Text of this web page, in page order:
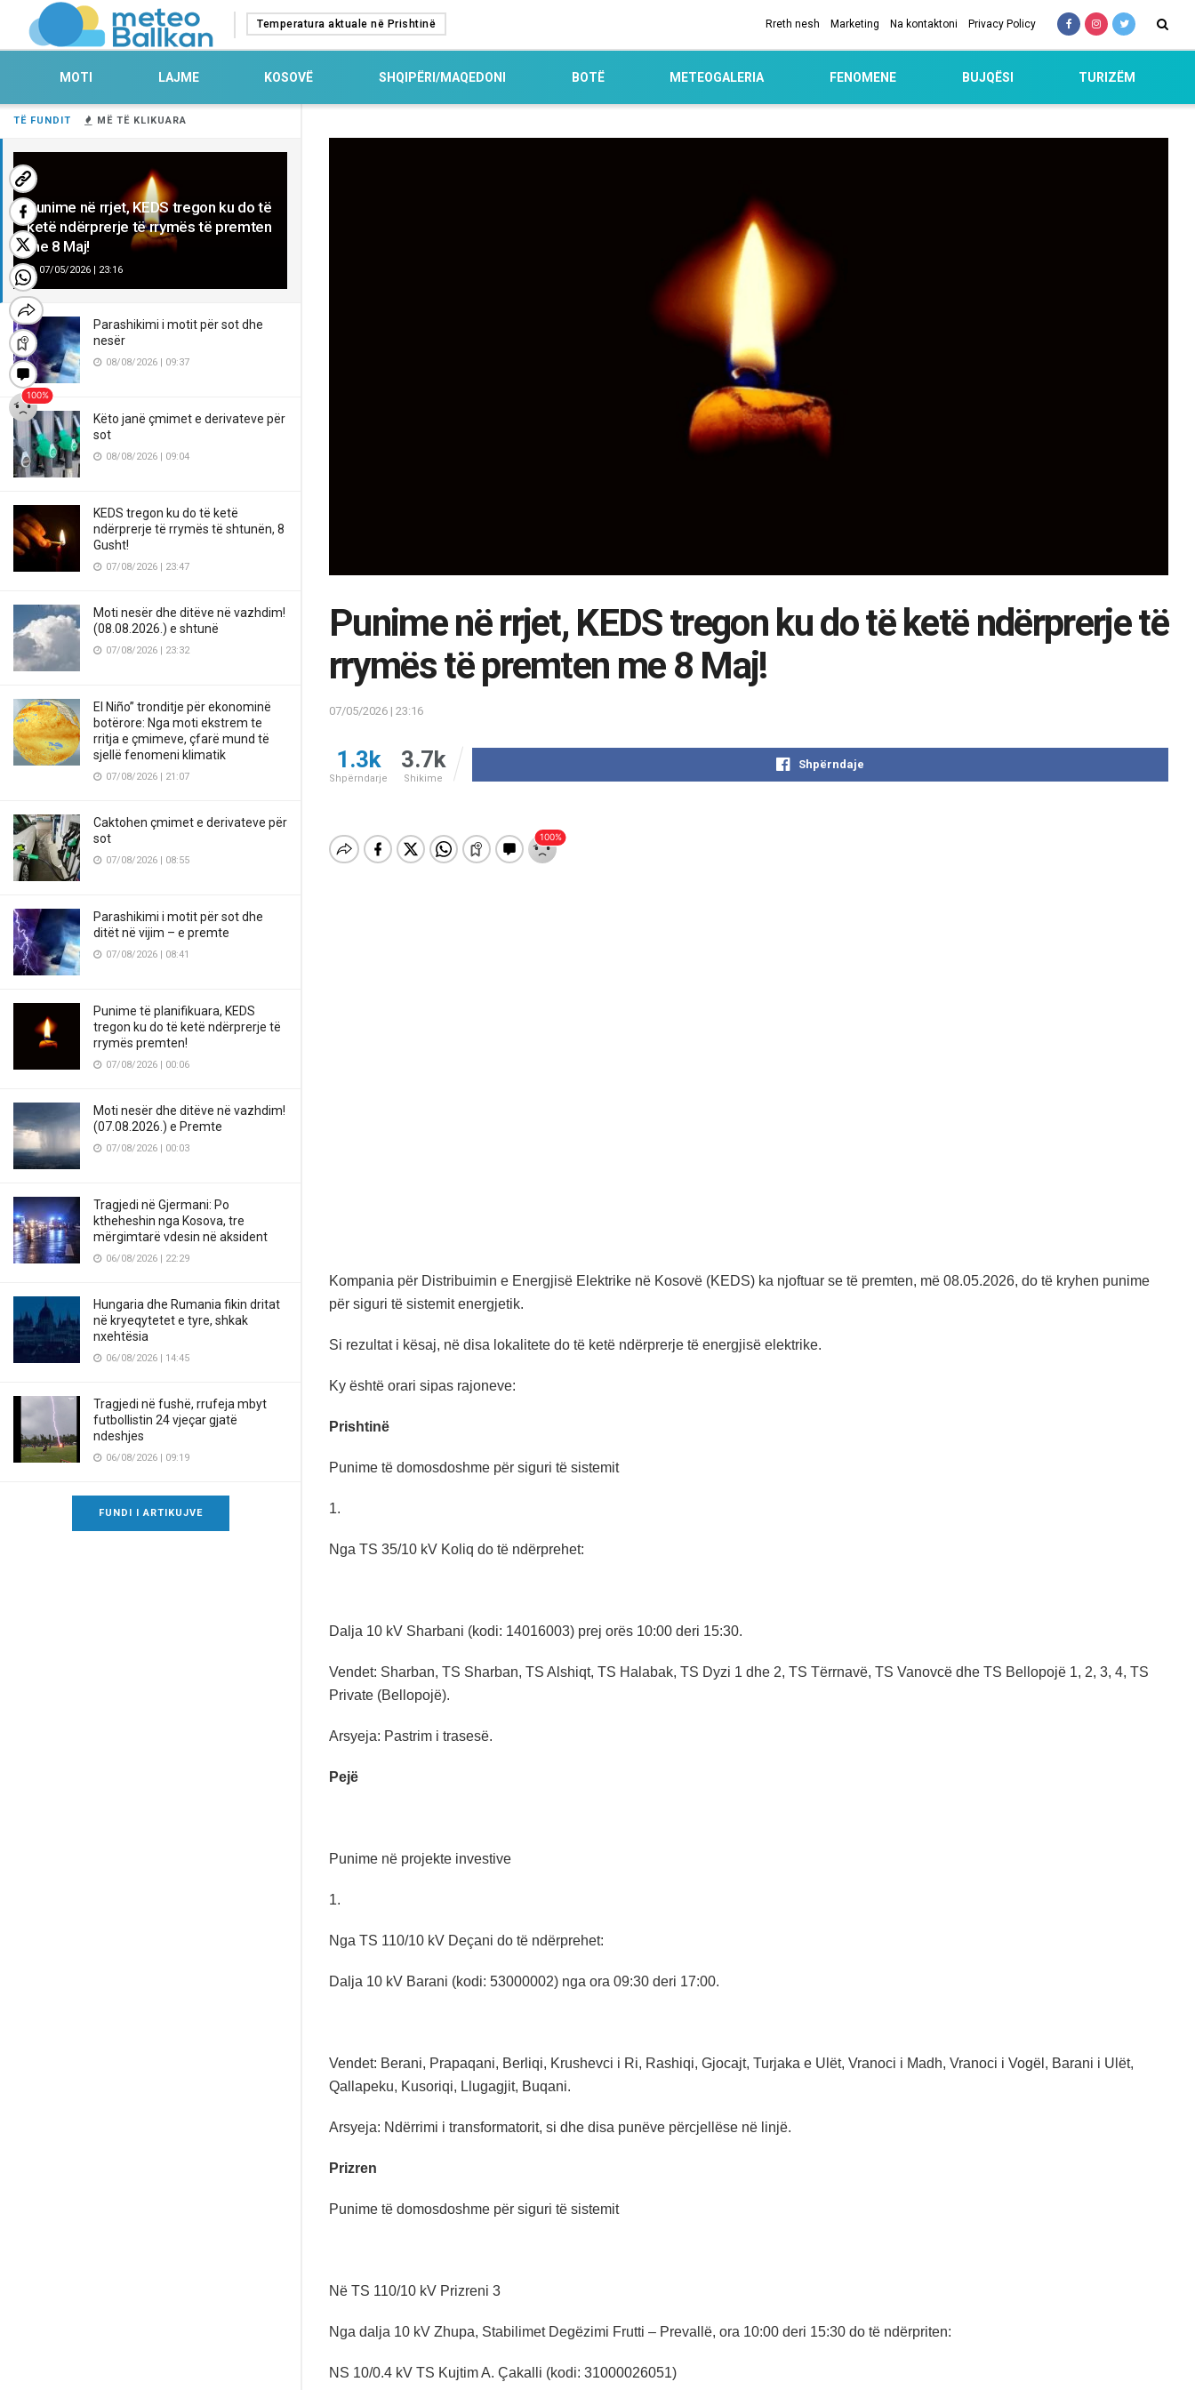
TË FUNDIT MË TË KLIKUARA
Punime në rrjet, KEDS tregon ku do të
ketë ndërprerje të rrymës të premten
me 8 Maj!
07/05/2026 | 23:16
Parashikimi i motit për sot dhe
nesër
08/08/2026 | 09:37
Këto janë çmimet e derivateve për
sot
08/08/2026 | 09:04
KEDS tregon ku do të ketë
ndërprerje të rrymës të shtunën, 8
Gusht!
07/08/2026 | 23:47
Moti nesër dhe ditëve në vazhdim!
(08.08.2026.) e shtunë
07/08/2026 | 23:32
El Niño” tronditje për ekonominë
botërore: Nga moti ekstrem te
rritja e çmimeve, çfarë mund të
sjellë fenomeni klimatik
07/08/2026 | 21:07
Caktohen çmimet e derivateve për
sot
07/08/2026 | 08:55
Parashikimi i motit për sot dhe
ditët në vijim – e premte
07/08/2026 | 08:41
Punime të planifikuara, KEDS
tregon ku do të ketë ndërprerje të
rrymës premten!
07/08/2026 | 00:06
Moti nesër dhe ditëve në vazhdim!
(07.08.2026.) e Premte
07/08/2026 | 00:03
Tragjedi në Gjermani: Po
ktheheshin nga Kosova, tre
mërgimtarë vdesin në aksident
06/08/2026 | 22:29
Hungaria dhe Rumania fikin dritat
në kryeqytetet e tyre, shkak
nxehtësia
06/08/2026 | 14:45
Tragjedi në fushë, rrufeja mbyt
futbollistin 24 vjeçar gjatë
ndeshjes
06/08/2026 | 09:19
FUNDI I ARTIKUJVE
Temperatura aktuale në Prishtinë Rreth nesh Marketing Na kontaktoni Privacy Policy
MOTI LAJME KOSOVË SHQIPËRI/MAQEDONI BOTË METEOGALERIA FENOMENE BUJQËSI TURIZËM
Punime në rrjet, KEDS tregon ku do të ketë ndërprerje të
rrymës të premten me 8 Maj!
07/05/2026 | 23:16
1.3k
Shpërndarje
3.7k
Shikime
Shpërndaje
Kompania për Distribuimin e Energjisë Elektrike në Kosovë (KEDS) ka njoftuar se të premten, më 08.05.2026, do të kryhen punime
për siguri të sistemit energjetik.
Si rezultat i kësaj, në disa lokalitete do të ketë ndërprerje të energjisë elektrike.
Ky është orari sipas rajoneve:
Prishtinë
Punime të domosdoshme për siguri të sistemit
1.
Nga TS 35/10 kV Koliq do të ndërprehet:
Dalja 10 kV Sharbani (kodi: 14016003) prej orës 10:00 deri 15:30.
Vendet: Sharban, TS Sharban, TS Alshiqt, TS Halabak, TS Dyzi 1 dhe 2, TS Tërrnavë, TS Vanovcë dhe TS Bellopojë 1, 2, 3, 4, TS
Private (Bellopojë).
Arsyeja: Pastrim i trasesë.
Pejë
Punime në projekte investive
1.
Nga TS 110/10 kV Deçani do të ndërprehet:
Dalja 10 kV Barani (kodi: 53000002) nga ora 09:30 deri 17:00.
Vendet: Berani, Prapaqani, Berliqi, Krushevci i Ri, Rashiqi, Gjocajt, Turjaka e Ulët, Vranoci i Madh, Vranoci i Vogël, Barani i Ulët,
Qallapeku, Kusoriqi, Llugagjit, Buqani.
Arsyeja: Ndërrimi i transformatorit, si dhe disa punëve përcjellëse në linjë.
Prizren
Punime të domosdoshme për siguri të sistemit
Në TS 110/10 kV Prizreni 3
Nga dalja 10 kV Zhupa, Stabilimet Degëzimi Frutti – Prevallë, ora 10:00 deri 15:30 do të ndërpriten:
NS 10/0.4 kV TS Kujtim A. Çakalli (kodi: 31000026051)